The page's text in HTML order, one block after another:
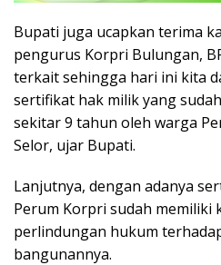
Bupati juga ucapkan terima
pengurus Korpri Bulungan,
terkait sehingga hari ini kita
sertifikat hak milik yang
sekitar 9 tahun oleh warga
Selor, ujar Bupati.
Lanjutnya, dengan adanya
Perum Korpri sudah memiliki
perlindungan hukum
bangunannya.